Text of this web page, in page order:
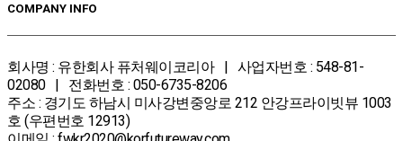
COMPANY INFO
회사명 : 유한회사 퓨처웨이코리아 | 사업자번호 : 548-81-
02080 | 전화번호 : 050-6735-8206
주소 : 경기도 하남시 미사강변중앙로 212 안강프라이빗뷰 1003
호 (우편번호 12913)